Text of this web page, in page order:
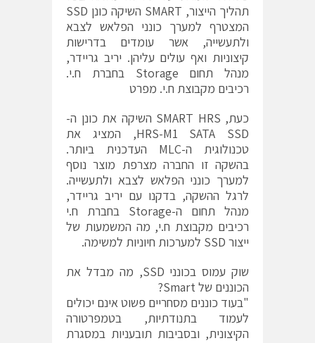
תהליך הייצור, SMART השיקה כונן SSD
המצטרף למערך כונני הפלאש לצבא
ולתעשייה, אשר עומדים בדרישות
קיצוניות ואף עולים עליהן. יריב גריידר,
מנהל תחום Storage בחברת ח.י.
רכיבים מקבוצת ח.י. מפרט
כעת, SMART HRS השיקה את כונן ה-
HRS-M1 SATA SSD, המציג את
טכנולוגית ה-MLC העדכנית ביותר.
בהשקה זו החברה מצרפת מוצר נוסף
למערך כונני הפלאש לצבא ולתעשייה.
לרגל ההשקה, בדקנו עם יריב גריידר,
מנהל תחום ה-Storage בחברת ח.י
רכיבים מקבוצת ח.י, מה המשמעות של
ייצור SSD למערכות חיוניות למשימה.
שוק עמוס בכונני SSD, מה מבדל את
הכוננים של Smart?
"בעוד כוננים מסחריים פשוט אינם יכולים
לעמוד בתנודתיות, בטמפרטורה
הקיצונית, ובסביבות תובעניות במסגרת